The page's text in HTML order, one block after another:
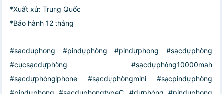
*Xuất xứ: Trung Quốc
*Bảo hành 12 tháng
#sacduphong #pindựphòng #pindựphong #sạcdựphòng
#cụcsạcdựphòng #sạcdựphòng10000mah
#sạcdựphòngiphone #sạcdựphòngmini #sạcpindựphòng
#pindựphong #sacduphongtypeC #dựphòng #pinduphong